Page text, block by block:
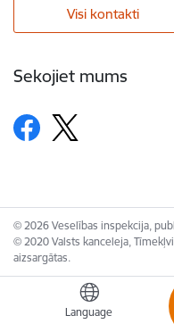
Language
Visi kontakti
Sekojiet mums
© 2026 Veselības inspekcija,
© 2020 Valsts kanceleja,
aizsargātas.